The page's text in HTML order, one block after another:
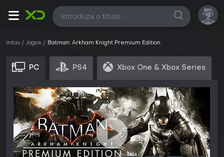
Todas
Início Jogos Batman: Arkham Knight Premium Edition
PC PS4 Xbox One & Xbox Series